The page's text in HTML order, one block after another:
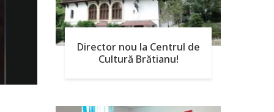
Director nou la Centrul de
Cultură Brătianu!